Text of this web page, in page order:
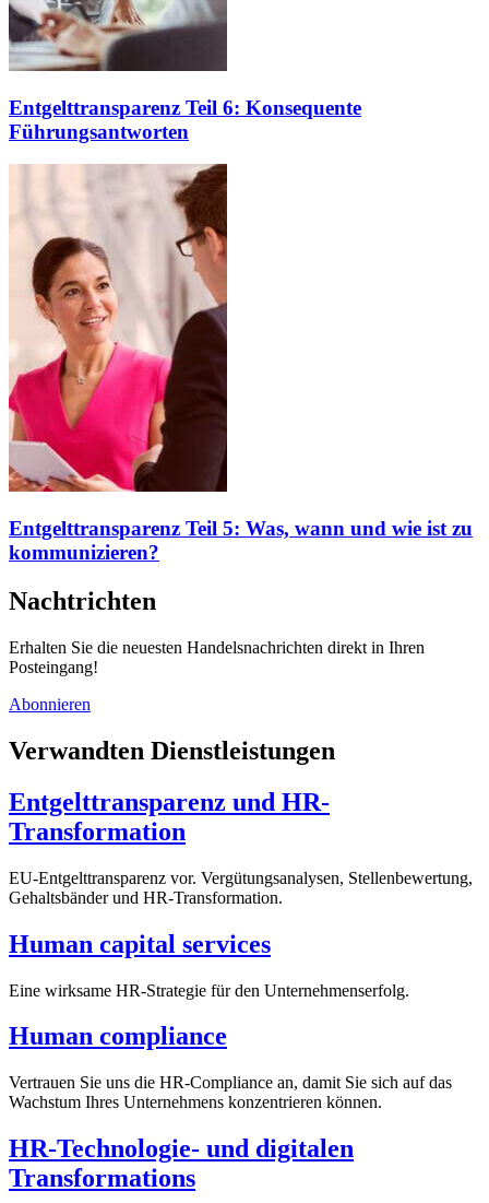
Entgelttransparenz Teil 6: Konsequente
Führungsantworten
Entgelttransparenz Teil 5: Was, wann und wie ist zu
kommunizieren?
Nachtrichten
Erhalten Sie die neuesten Handelsnachrichten direkt in Ihren
Posteingang!
Abonnieren
Verwandten Dienstleistungen
Entgelttransparenz und HR-
Transformation
EU-Entgelttransparenz vor. Vergütungsanalysen, Stellenbewertung,
Gehaltsbänder und HR-Transformation.
Human capital services
Eine wirksame HR-Strategie für den Unternehmenserfolg.
Human compliance
Vertrauen Sie uns die HR-Compliance an, damit Sie sich auf das
Wachstum Ihres Unternehmens konzentrieren können.
HR-Technologie- und digitalen
Transformations